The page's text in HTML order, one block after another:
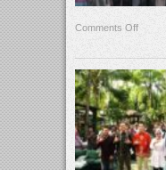
Comments Off